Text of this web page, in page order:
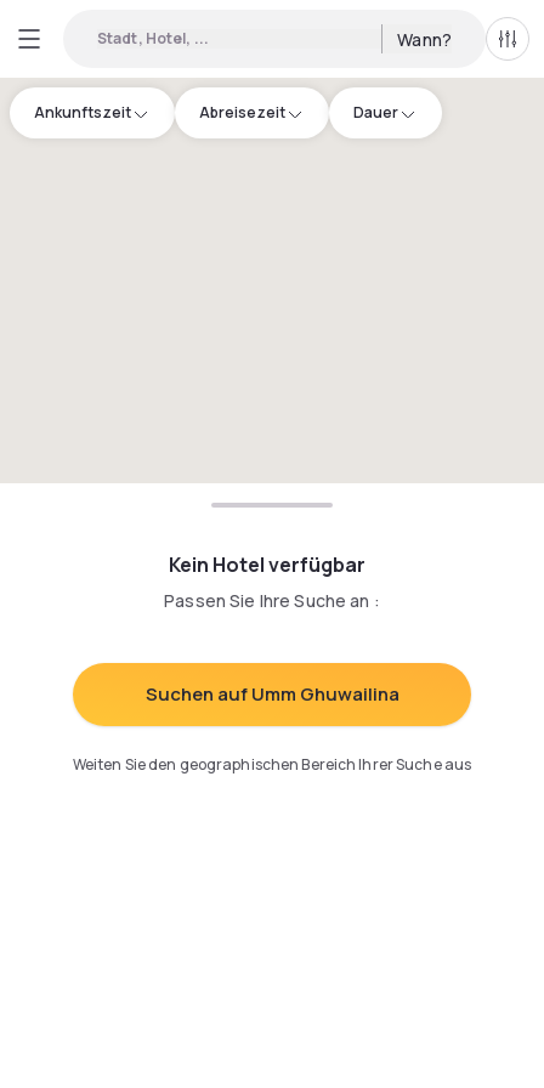
Stadt, Hotel, ... Wann? Alle
Ankunftszeit Abreisezeit Dauer
Kein Hotel verfügbar
Passen Sie Ihre Suche an :
Suchen auf Umm Ghuwailina
Weiten Sie den geographischen Bereich Ihrer Suche aus